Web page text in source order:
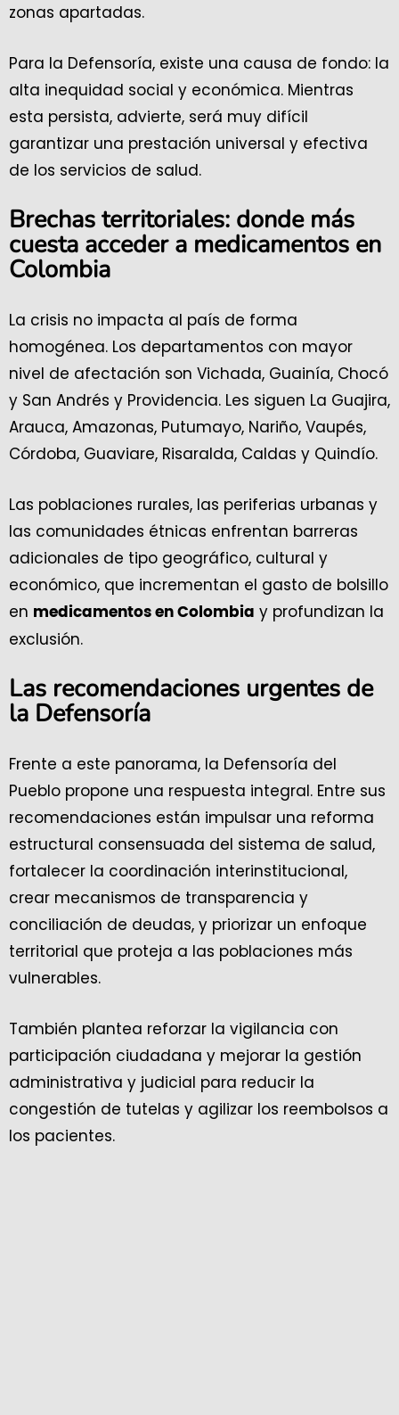
zonas apartadas.
Para la Defensoría, existe una causa de fondo: la
alta inequidad social y económica. Mientras
esta persista, advierte, será muy difícil
garantizar una prestación universal y efectiva
de los servicios de salud.
Brechas territoriales: donde más
cuesta acceder a medicamentos en
Colombia
La crisis no impacta al país de forma
homogénea. Los departamentos con mayor
nivel de afectación son Vichada, Guainía, Chocó
y San Andrés y Providencia. Les siguen La Guajira,
Arauca, Amazonas, Putumayo, Nariño, Vaupés,
Córdoba, Guaviare, Risaralda, Caldas y Quindío.
Las poblaciones rurales, las periferias urbanas y
las comunidades étnicas enfrentan barreras
adicionales de tipo geográfico, cultural y
económico, que incrementan el gasto de bolsillo
en medicamentos en Colombia y profundizan la
exclusión.
Las recomendaciones urgentes de
la Defensoría
Frente a este panorama, la Defensoría del
Pueblo propone una respuesta integral. Entre sus
recomendaciones están impulsar una reforma
estructural consensuada del sistema de salud,
fortalecer la coordinación interinstitucional,
crear mecanismos de transparencia y
conciliación de deudas, y priorizar un enfoque
territorial que proteja a las poblaciones más
vulnerables.
También plantea reforzar la vigilancia con
participación ciudadana y mejorar la gestión
administrativa y judicial para reducir la
congestión de tutelas y agilizar los reembolsos a
los pacientes.